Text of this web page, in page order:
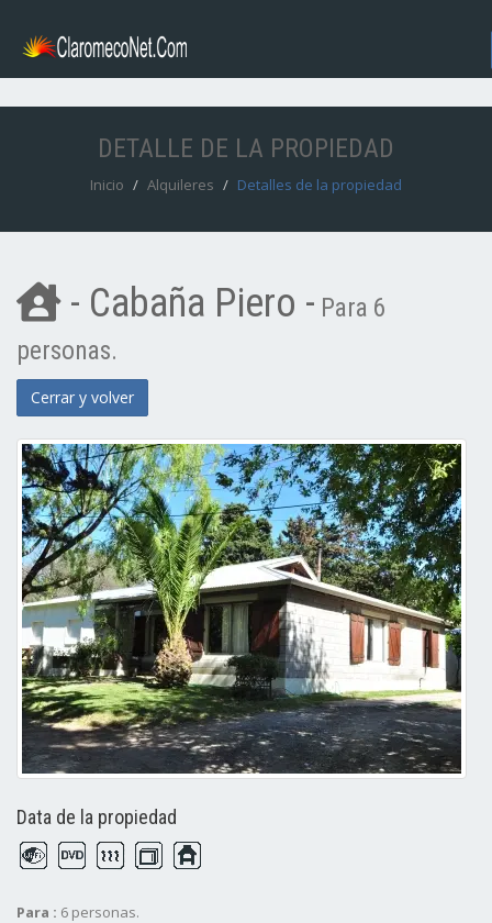
DETALLE DE LA PROPIEDAD
Inicio Alquileres Detalles de la propiedad
- Cabaña Piero - Para 6
personas.
Cerrar y volver
Data de la propiedad
Para : 6 personas.